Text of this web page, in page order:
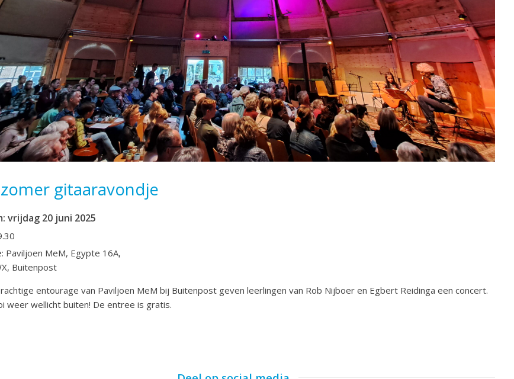
gitaaravondje
vrijdag 20 juni 2025
Paviljoen MeM, Egypte 16A,
Buitenpost
entourage van Paviljoen MeM bij Buitenpost geven leerlingen van Rob Nijboer en Egbert Reidinga een concert.
weer wellicht buiten! De entree is gratis.